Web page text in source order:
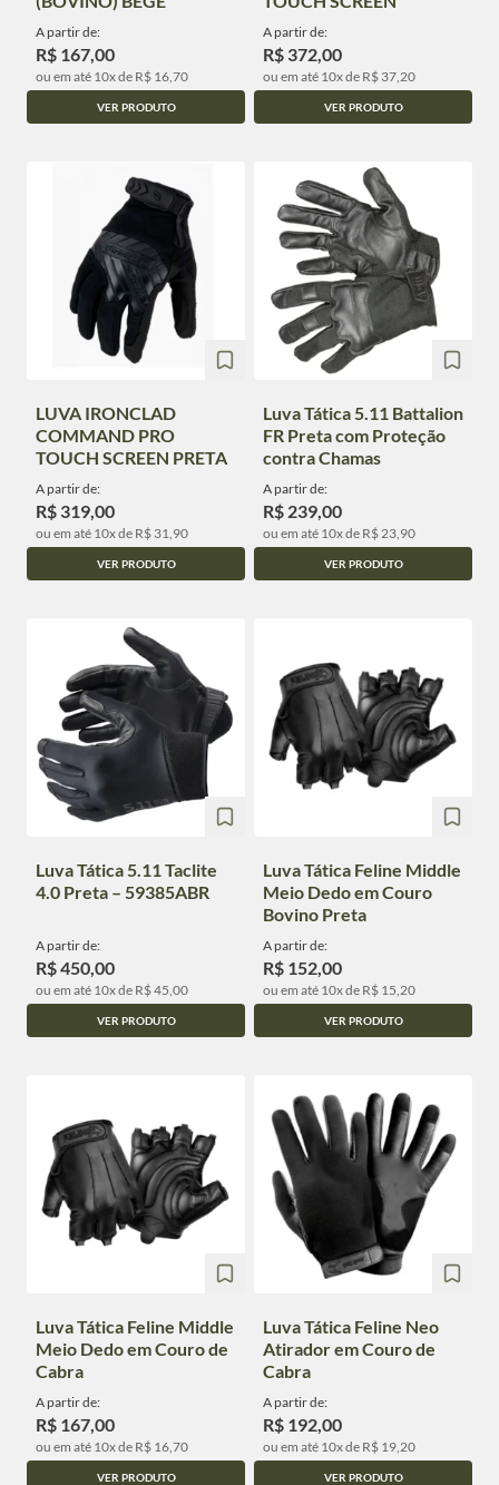
A partir de:
R$ 167,00
ou em até 10x de R$ 16,70
VER PRODUTO
A partir de:
R$ 372,00
ou em até 10x de R$ 37,20
VER PRODUTO
LUVA IRONCLAD
COMMAND PRO
TOUCH SCREEN PRETA
A partir de:
R$ 319,00
ou em até 10x de R$ 31,90
VER PRODUTO
Luva Tática 5.11 Battalion
FR Preta com Proteção
contra Chamas
A partir de:
R$ 239,00
ou em até 10x de R$ 23,90
VER PRODUTO
Luva Tática 5.11 Taclite
4.0 Preta – 59385ABR
A partir de:
R$ 450,00
ou em até 10x de R$ 45,00
VER PRODUTO
Luva Tática Feline Middle
Meio Dedo em Couro
Bovino Preta
A partir de:
R$ 152,00
ou em até 10x de R$ 15,20
VER PRODUTO
Luva Tática Feline Middle
Meio Dedo em Couro de
Cabra
A partir de:
R$ 167,00
ou em até 10x de R$ 16,70
VER PRODUTO
Luva Tática Feline Neo
Atirador em Couro de
Cabra
A partir de:
R$ 192,00
ou em até 10x de R$ 19,20
VER PRODUTO